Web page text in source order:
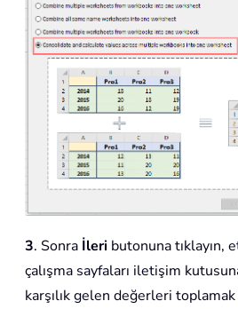
3. Sonra İleri butonuna tıklayın,
çalışma sayfaları iletişim
karşılık gelen değerleri